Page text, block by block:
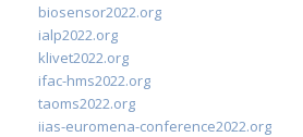
biosensor2022.org
ialp2022.org
klivet2022.org
ifac-hms2022.org
taoms2022.org
iias-euromena-conference2022.org